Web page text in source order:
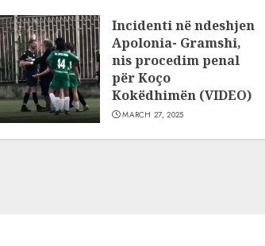
Incidenti në ndeshjen
Apolonia- Gramshi,
nis procedim penal
për Koço
Kokëdhimën (VIDEO)
MARCH 27, 2025